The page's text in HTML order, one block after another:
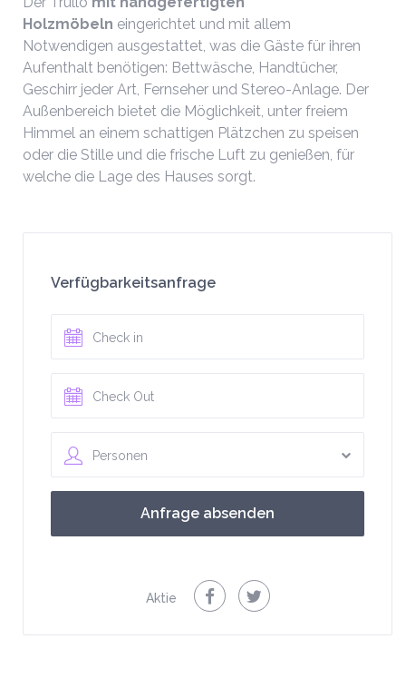
Holzmöbeln eingerichtet und mit allem
Notwendigen ausgestattet, was die Gäste für ihren
Aufenthalt benötigen: Bettwäsche, Handtücher,
Geschirr jeder Art, Fernseher und Stereo-Anlage. Der
Außenbereich bietet die Möglichkeit, unter freiem
Himmel an einem schattigen Plätzchen zu speisen
oder die Stille und die frische Luft zu genießen, für
welche die Lage des Hauses sorgt.
Verfügbarkeitsanfrage
Personen
Aktie